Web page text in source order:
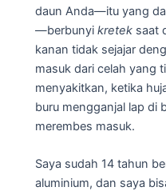
daun Anda—itu yang
—berbunyi kretek saat
kanan tidak sejajar
masuk dari celah yang
menyakitkan, ketika
buru mengganjal lap di
merembes masuk.
Saya sudah 14 tahun
aluminium, dan saya